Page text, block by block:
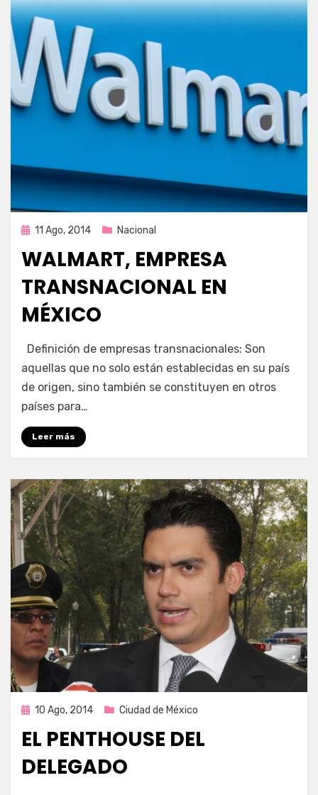
Publicada
11 Ago, 2014 Nacional
WALMART, EMPRESA
TRANSNACIONAL EN
MÉXICO
por Enrique
Definición de empresas transnacionales: Son
aquellas que no solo están establecidas en su país
de origen, sino también se constituyen en otros
países para…
Leer más
Publicada
10 Ago, 2014 Ciudad de México
EL PENTHOUSE DEL
DELEGADO